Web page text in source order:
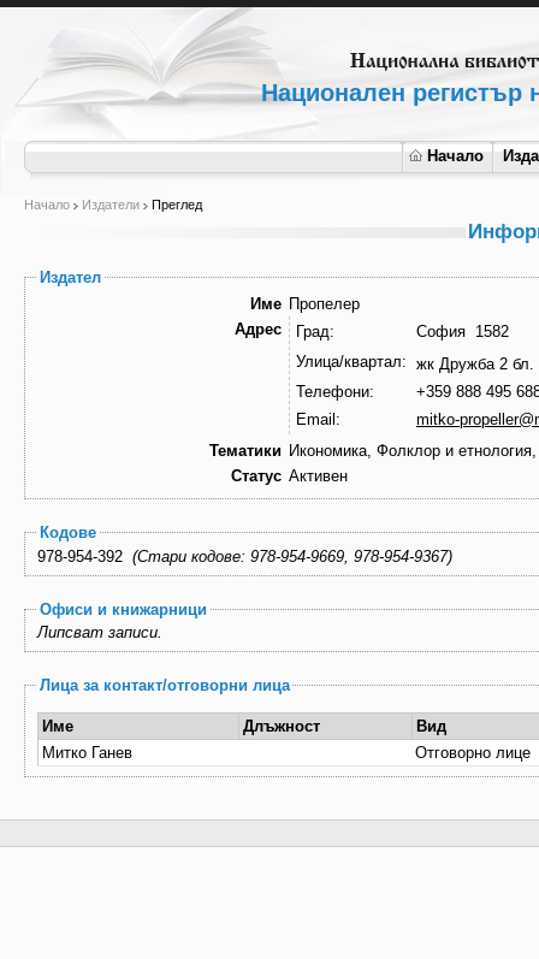
Национален регистър
Начало
Начало Издатели Преглед
Издател
Име Пропелер
Адрес
Град:
София 1582
Улица/квартал: жк Дружба 2
Телефони:
+359 888 495
Email:
mitko-
Тематики Икономика, Фолклор и
Статус Активен
Кодове
(Стари кодове: 978-954-9669, 978-954-9367)
Офиси и книжарници
Липсват записи.
Лица за контакт/отговорни лица
Име Длъжност
Вид
Митко Ганев
Отговорно лице